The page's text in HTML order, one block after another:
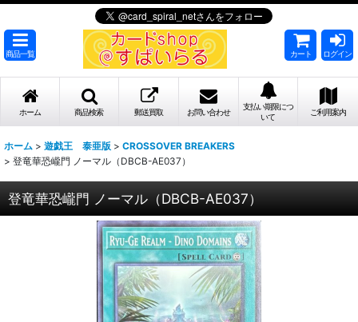
商品一覧 カート ログイン
ホーム 商品検索 郵送買取 お問い合わせ
支払い期限につ
いて
ご利用案内
ホーム > 遊戯王 泰亜版 > CROSSOVER BREAKERS
> 登竜華恐巄門 ノーマル（DBCB-AE037）
登竜華恐巄門 ノーマル（DBCB-AE037）